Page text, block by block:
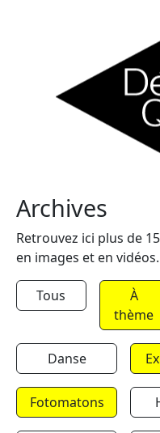
Archives
Retrouvez ici plus de
en images et en vidéos.
Tous
À
thème
Danse
Fotomatons